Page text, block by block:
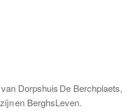
Dorpshuis De Berchplaets,
en BerghsLeven.